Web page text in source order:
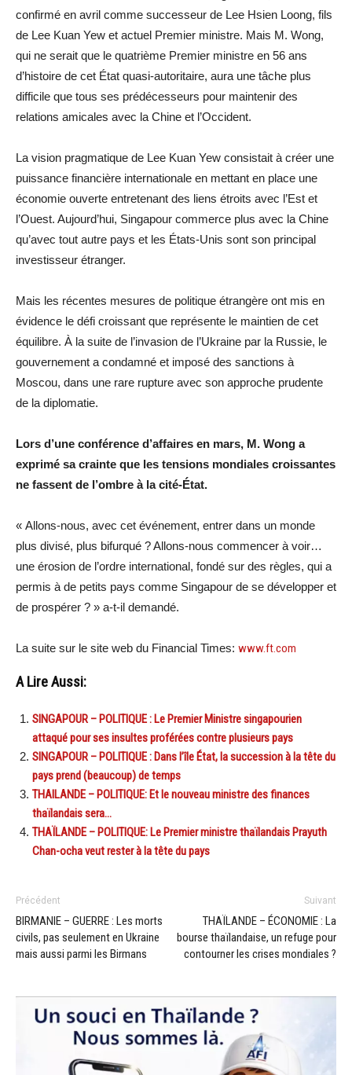
confirmé en avril comme successeur de Lee Hsien Loong, fils
de Lee Kuan Yew et actuel Premier ministre. Mais M. Wong,
qui ne serait que le quatrième Premier ministre en 56 ans
d’histoire de cet État quasi-autoritaire, aura une tâche plus
difficile que tous ses prédécesseurs pour maintenir des
relations amicales avec la Chine et l’Occident.
La vision pragmatique de Lee Kuan Yew consistait à créer une
puissance financière internationale en mettant en place une
économie ouverte entretenant des liens étroits avec l’Est et
l’Ouest. Aujourd’hui, Singapour commerce plus avec la Chine
qu’avec tout autre pays et les États-Unis sont son principal
investisseur étranger.
Mais les récentes mesures de politique étrangère ont mis en
évidence le défi croissant que représente le maintien de cet
équilibre. À la suite de l’invasion de l’Ukraine par la Russie, le
gouvernement a condamné et imposé des sanctions à
Moscou, dans une rare rupture avec son approche prudente
de la diplomatie.
Lors d’une conférence d’affaires en mars, M. Wong a
exprimé sa crainte que les tensions mondiales croissantes
ne fassent de l’ombre à la cité-État.
« Allons-nous, avec cet événement, entrer dans un monde
plus divisé, plus bifurqué ? Allons-nous commencer à voir…
une érosion de l’ordre international, fondé sur des règles, qui a
permis à de petits pays comme Singapour de se développer et
de prospérer ? » a-t-il demandé.
La suite sur le site web du Financial Times: www.ft.com
A Lire Aussi:
SINGAPOUR – POLITIQUE : Le Premier Ministre singapourien
attaqué pour ses insultes proférées contre plusieurs pays
SINGAPOUR – POLITIQUE : Dans l’île État, la succession à la tête du
pays prend (beaucoup) de temps
THAILANDE – POLITIQUE: Et le nouveau ministre des finances
thaïlandais sera…
THAÏLANDE – POLITIQUE: Le Premier ministre thaïlandais Prayuth
Chan-ocha veut rester à la tête du pays
Précédent
BIRMANIE – GUERRE : Les morts
civils, pas seulement en Ukraine
mais aussi parmi les Birmans
Suivant
THAÏLANDE – ÉCONOMIE : La
bourse thaïlandaise, un refuge pour
contourner les crises mondiales ?